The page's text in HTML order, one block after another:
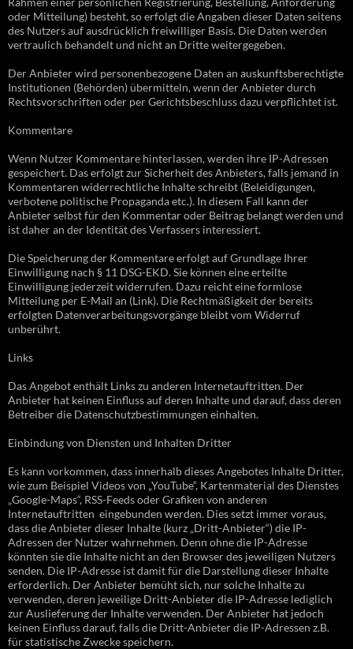
oder Mitteilung) besteht, so erfolgt die Angaben dieser Daten seitens
des Nutzers auf ausdrücklich freiwilliger Basis. Die Daten werden
vertraulich behandelt und nicht an Dritte weitergegeben.
Der Anbieter wird personenbezogene Daten an auskunftsberechtigte
Institutionen (Behörden) übermitteln, wenn der Anbieter durch
Rechtsvorschriften oder per Gerichtsbeschluss dazu verpflichtet ist.
Kommentare
Wenn Nutzer Kommentare hinterlassen, werden ihre IP-Adressen
gespeichert. Das erfolgt zur Sicherheit des Anbieters, falls jemand in
Kommentaren widerrechtliche Inhalte schreibt (Beleidigungen,
verbotene politische Propaganda etc.). In diesem Fall kann der
Anbieter selbst für den Kommentar oder Beitrag belangt werden und
ist daher an der Identität des Verfassers interessiert.
Die Speicherung der Kommentare erfolgt auf Grundlage Ihrer
Einwilligung nach § 11 DSG-EKD. Sie können eine erteilte
Einwilligung jederzeit widerrufen. Dazu reicht eine formlose
Mitteilung per E-Mail an (Link). Die Rechtmäßigkeit der bereits
erfolgten Datenverarbeitungsvorgänge bleibt vom Widerruf
unberührt.
Links
Das Angebot enthält Links zu anderen Internetauftritten. Der
Anbieter hat keinen Einfluss auf deren Inhalte und darauf, dass deren
Betreiber die Datenschutzbestimmungen einhalten.
Einbindung von Diensten und Inhalten Dritter
Es kann vorkommen, dass innerhalb dieses Angebotes Inhalte Dritter,
wie zum Beispiel Videos von „YouTube“, Kartenmaterial des Dienstes
„Google-Maps“, RSS-Feeds oder Grafiken von anderen
Internetauftritten eingebunden werden. Dies setzt immer voraus,
dass die Anbieter dieser Inhalte (kurz „Dritt-Anbieter“) die IP-
Adressen der Nutzer wahrnehmen. Denn ohne die IP-Adresse
könnten sie die Inhalte nicht an den Browser des jeweiligen Nutzers
senden. Die IP-Adresse ist damit für die Darstellung dieser Inhalte
erforderlich. Der Anbieter bemüht sich, nur solche Inhalte zu
verwenden, deren jeweilige Dritt-Anbieter die IP-Adresse lediglich
zur Auslieferung der Inhalte verwenden. Der Anbieter hat jedoch
keinen Einfluss darauf, falls die Dritt-Anbieter die IP-Adressen z.B.
für statistische Zwecke speichern.